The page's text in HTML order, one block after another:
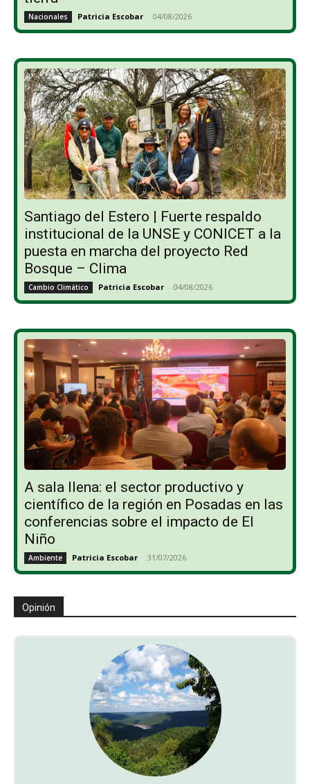
Nacionales Patricia Escobar - 04/08/2026
Santiago del Estero | Fuerte respaldo
institucional de la UNSE y CONICET a la
puesta en marcha del proyecto Red
Bosque – Clima
Cambio Climático Patricia Escobar - 04/08/2026
A sala llena: el sector productivo y
científico de la región en Posadas en las
conferencias sobre el impacto de El
Niño
Ambiente Patricia Escobar - 31/07/2026
Opinión